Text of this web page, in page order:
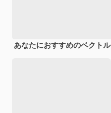
あなたにおすすめのベクトル